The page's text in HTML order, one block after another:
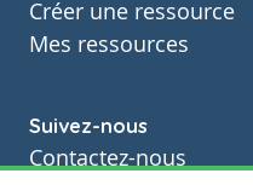
Créer une ressource
Mes ressources
Suivez-nous
Contactez-nous